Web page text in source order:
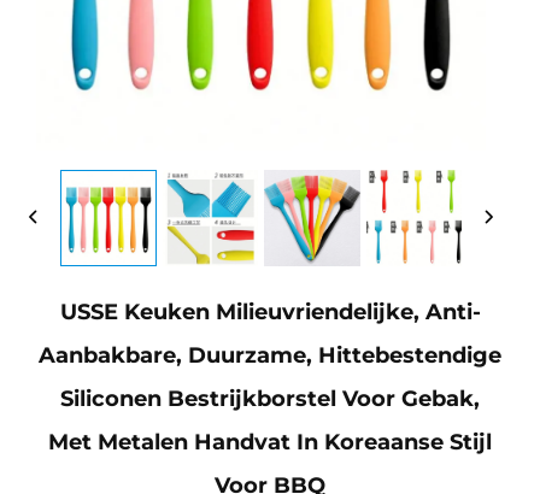
USSE Keuken Milieuvriendelijke, Anti-
Aanbakbare, Duurzame, Hittebestendige
Siliconen Bestrijkborstel Voor Gebak,
Met Metalen Handvat In Koreaanse Stijl
Voor BBQ